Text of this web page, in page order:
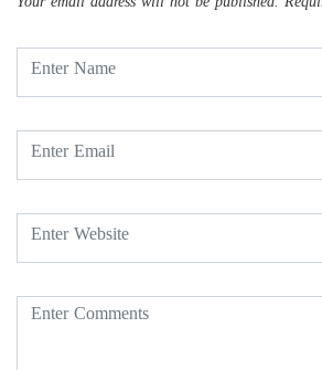
Your email address will not be published.